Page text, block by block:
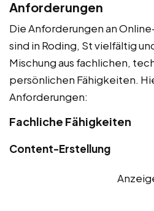
Anforderungen
Die Anforderungen an
sind in Roding, St vielfältig
Mischung aus fachlichen,
persönlichen Fähigkeiten.
Anforderungen:
Fachliche Fähigkeiten
Content-Erstellung